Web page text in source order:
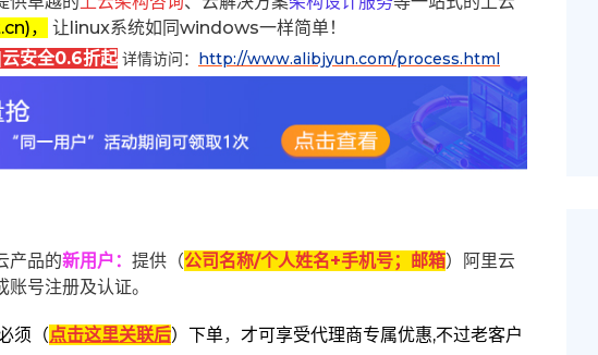
，
让linux系统如同windows一样简单！
安全0.6折起 详情访问： http://www.alibjyun.com/process.html
产品的新用户 ： 提供（公司名称/个人姓名+手机号；邮箱）阿里云
账号注册及认证。
须 （点击这里关联后） 下单， 才可享受代理商专属优惠,不过老客户